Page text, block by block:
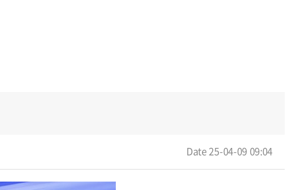
Date 25-04-09 09:04